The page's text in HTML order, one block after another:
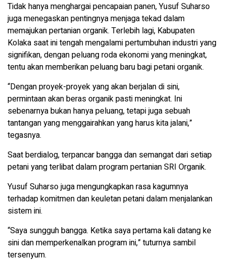
Tidak hanya menghargai pencapaian panen, Yusuf Suharso
juga menegaskan pentingnya menjaga tekad dalam
memajukan pertanian organik. Terlebih lagi, Kabupaten
Kolaka saat ini tengah mengalami pertumbuhan industri yang
signifikan, dengan peluang roda ekonomi yang meningkat,
tentu akan memberikan peluang baru bagi petani organik.
“Dengan proyek-proyek yang akan berjalan di sini,
permintaan akan beras organik pasti meningkat. Ini
sebenarnya bukan hanya peluang, tetapi juga sebuah
tantangan yang menggairahkan yang harus kita jalani,”
tegasnya.
Saat berdialog, terpancar bangga dan semangat dari setiap
petani yang terlibat dalam program pertanian SRI Organik.
Yusuf Suharso juga mengungkapkan rasa kagumnya
terhadap komitmen dan keuletan petani dalam menjalankan
sistem ini.
“Saya sungguh bangga. Ketika saya pertama kali datang ke
sini dan memperkenalkan program ini,” tuturnya sambil
tersenyum.